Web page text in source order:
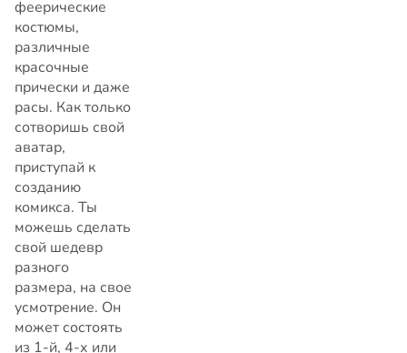
феерические
костюмы,
различные
красочные
прически и даже
расы. Как только
сотворишь свой
аватар,
приступай к
созданию
комикса. Ты
можешь сделать
свой шедевр
разного
размера, на свое
усмотрение. Он
может состоять
из 1-й, 4-х или